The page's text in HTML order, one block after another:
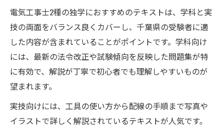
電気工事士2種の独学におすすめのテキストは、学科と実
技の両面をバランス良くカバーし、千葉県の受験者に適
した内容が含まれていることがポイントです。学科向け
には、最新の法令改正や試験傾向を反映した問題集が特
に有効で、解説が丁寧で初心者でも理解しやすいものが
望まれます。
実技向けには、工具の使い方から配線の手順まで写真や
イラストで詳しく解説されているテキストが人気です。